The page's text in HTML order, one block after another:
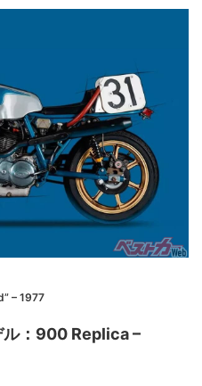
– 1977
：900 Replica –